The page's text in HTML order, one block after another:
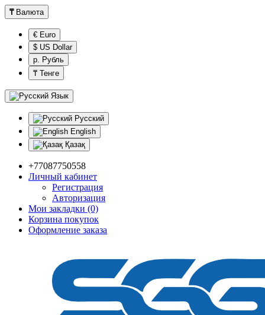
₸ Валюта
€ Euro
$ US Dollar
р. Рубль
₸ Тенге
Язык
Русский
English
Қазақ
+77087750558
Личный кабинет
Регистрация
Авторизация
Мои закладки (0)
Корзина покупок
Оформление заказа